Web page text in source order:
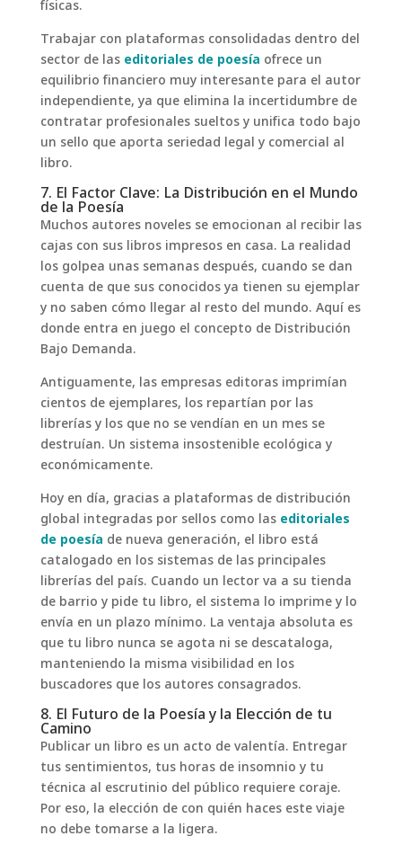
físicas.
Trabajar con plataformas consolidadas dentro del
sector de laseditoriales de poesíaofrece un
equilibrio financiero muy interesante para el autor
independiente, ya que elimina la incertidumbre de
contratar profesionales sueltos y unifica todo bajo
un sello que aporta seriedad legal y comercial al
libro.
7. El Factor Clave: La Distribución en el Mundo
de la Poesía
Muchos autores noveles se emocionan al recibir las
cajas con sus libros impresos en casa. La realidad
los golpea unas semanas después, cuando se dan
cuenta de que sus conocidos ya tienen su ejemplar
y no saben cómo llegar al resto del mundo. Aquí es
donde entra en juego el concepto de Distribución
Bajo Demanda.
Antiguamente, las empresas editoras imprimían
cientos de ejemplares, los repartían por las
librerías y los que no se vendían en un mes se
destruían. Un sistema insostenible ecológica y
económicamente.
Hoy en día, gracias a plataformas de distribución
global integradas por sellos como laseditoriales
de poesíade nueva generación, el libro está
catalogado en los sistemas de las principales
librerías del país. Cuando un lector va a su tienda
de barrio y pide tu libro, el sistema lo imprime y lo
envía en un plazo mínimo. La ventaja absoluta es
que tu libro nunca se agota ni se descataloga,
manteniendo la misma visibilidad en los
buscadores que los autores consagrados.
8. El Futuro de la Poesía y la Elección de tu
Camino
Publicar un libro es un acto de valentía. Entregar
tus sentimientos, tus horas de insomnio y tu
técnica al escrutinio del público requiere coraje.
Por eso, la elección de con quién haces este viaje
no debe tomarse a la ligera.